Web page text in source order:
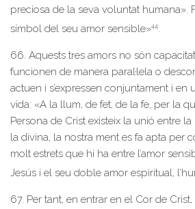
preciosa de la seva voluntat humana».
símbol del seu amor sensible»44.
66. Aquests tres amors no són
funcionen de manera paral·lela o
actuen i s’expressen conjuntament i en
vida: «A la llum, de fet, de la fe, per la
Persona de Crist existeix la unió entre
la divina, la nostra ment es fa apta per
molt estrets que hi ha entre l’amor
Jesús i el seu doble amor espiritual,
67. Per tant, en entrar en el Cor de